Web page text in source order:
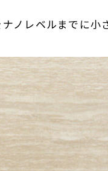
ノレベルまでに小